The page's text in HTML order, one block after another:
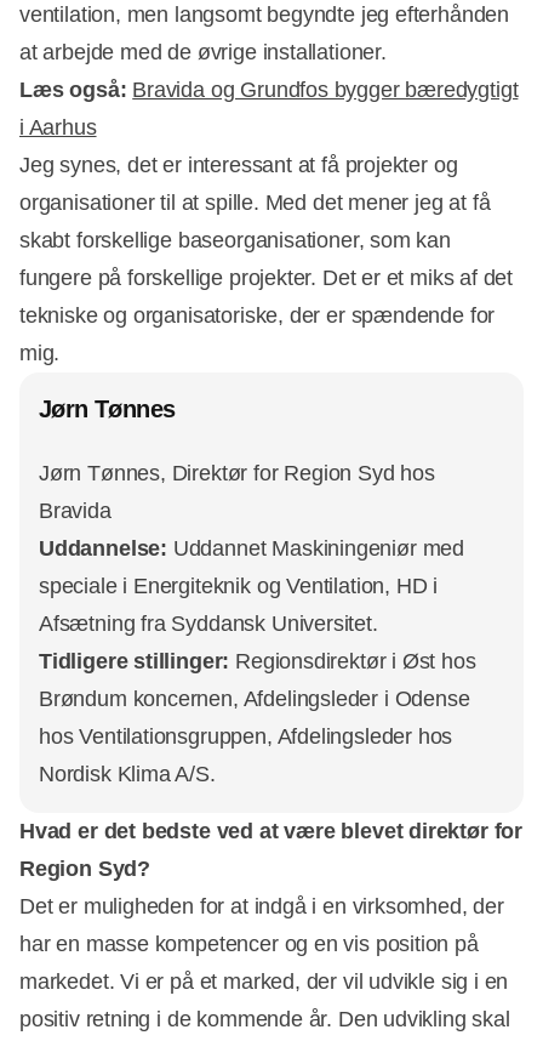
ventilation, men langsomt begyndte jeg efterhånden
at arbejde med de øvrige installationer.
Læs også: Bravida og Grundfos bygger bæredygtigt
i Aarhus
Jeg synes, det er interessant at få projekter og
organisationer til at spille. Med det mener jeg at få
skabt forskellige baseorganisationer, som kan
fungere på forskellige projekter. Det er et miks af det
tekniske og organisatoriske, der er spændende for
mig.
Jørn Tønnes
Jørn Tønnes, Direktør for Region Syd hos
Bravida
Uddannelse: Uddannet Maskiningeniør med
speciale i Energiteknik og Ventilation, HD i
Afsætning fra Syddansk Universitet.
Tidligere stillinger: Regionsdirektør i Øst hos
Brøndum koncernen, Afdelingsleder i Odense
hos Ventilationsgruppen, Afdelingsleder hos
Nordisk Klima A/S.
Hvad er det bedste ved at være blevet direktør for
Region Syd?
Det er muligheden for at indgå i en virksomhed, der
har en masse kompetencer og en vis position på
markedet. Vi er på et marked, der vil udvikle sig i en
positiv retning i de kommende år. Den udvikling skal